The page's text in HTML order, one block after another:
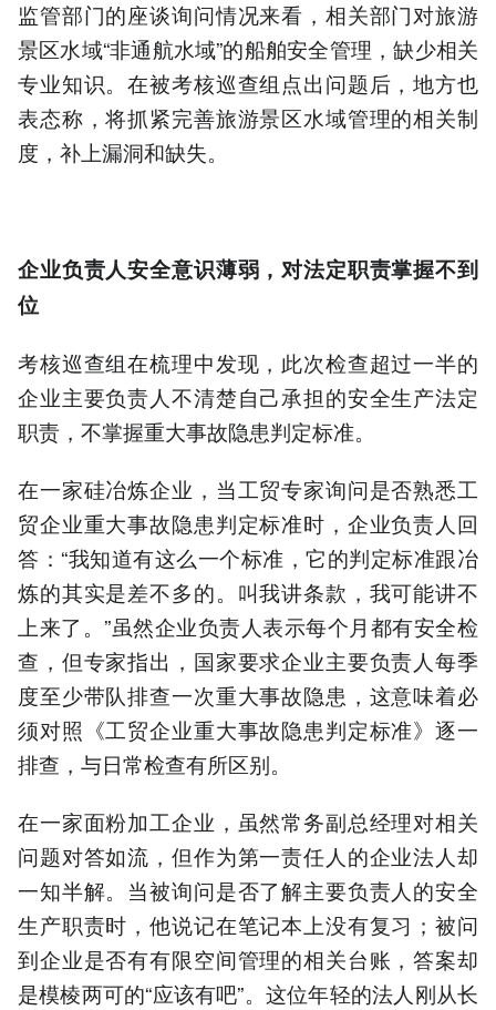
监管部门的座谈询问情况来看，相关部门对旅游
景区水域“非通航水域”的船舶安全管理，缺少相关
专业知识。在被考核巡查组点出问题后，地方也
表态称，将抓紧完善旅游景区水域管理的相关制
度，补上漏洞和缺失。
企业负责人安全意识薄弱，对法定职责掌握不到
位
考核巡查组在梳理中发现，此次检查超过一半的
企业主要负责人不清楚自己承担的安全生产法定
职责，不掌握重大事故隐患判定标准。
在一家硅冶炼企业，当工贸专家询问是否熟悉工
贸企业重大事故隐患判定标准时，企业负责人回
答：“我知道有这么一个标准，它的判定标准跟冶
炼的其实是差不多的。叫我讲条款，我可能讲不
上来了。”虽然企业负责人表示每个月都有安全检
查，但专家指出，国家要求企业主要负责人每季
度至少带队排查一次重大事故隐患，这意味着必
须对照《工贸企业重大事故隐患判定标准》逐一
排查，与日常检查有所区别。
在一家面粉加工企业，虽然常务副总经理对相关
问题对答如流，但作为第一责任人的企业法人却
一知半解。当被询问是否了解主要负责人的安全
生产职责时，他说记在笔记本上没有复习；被问
到企业是否有有限空间管理的相关台账，答案却
是模棱两可的“应该有吧”。这位年轻的法人刚从长